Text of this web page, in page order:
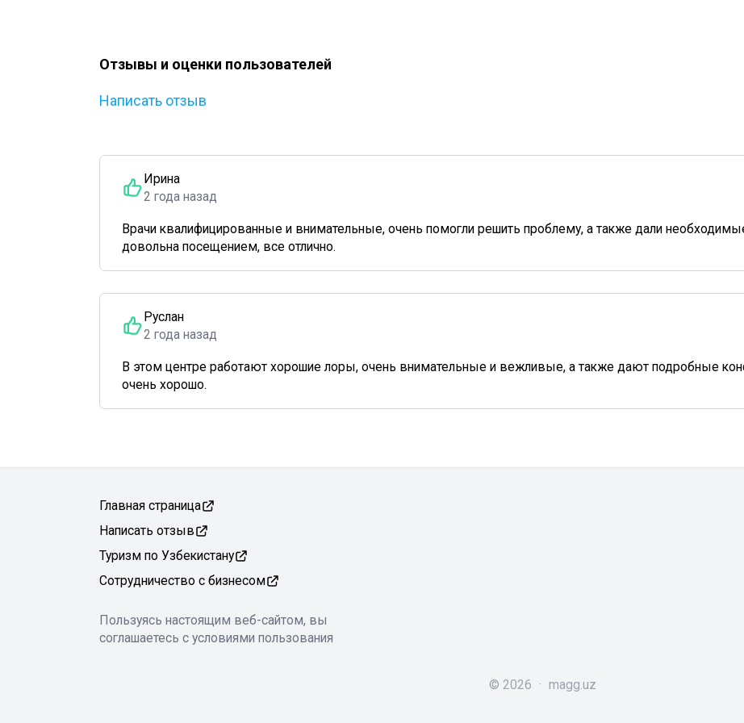
Отзывы и оценки пользователей
Написать отзыв
Ирина
2 года назад
Врачи квалифицированные и внимательные, очень помогли решить проблему, а также дали
довольна посещением, все отлично.
Руслан
2 года назад
В этом центре работают хорошие лоры, очень внимательные и вежливые, а также дают подробные
очень хорошо.
Главная страница
Написать отзыв
Туризм по Узбекистану
Сотрудничество с бизнесом
Пользуясь настоящим веб-сайтом, вы
соглашаетесь с условиями пользования
© 2026 · magg.uz